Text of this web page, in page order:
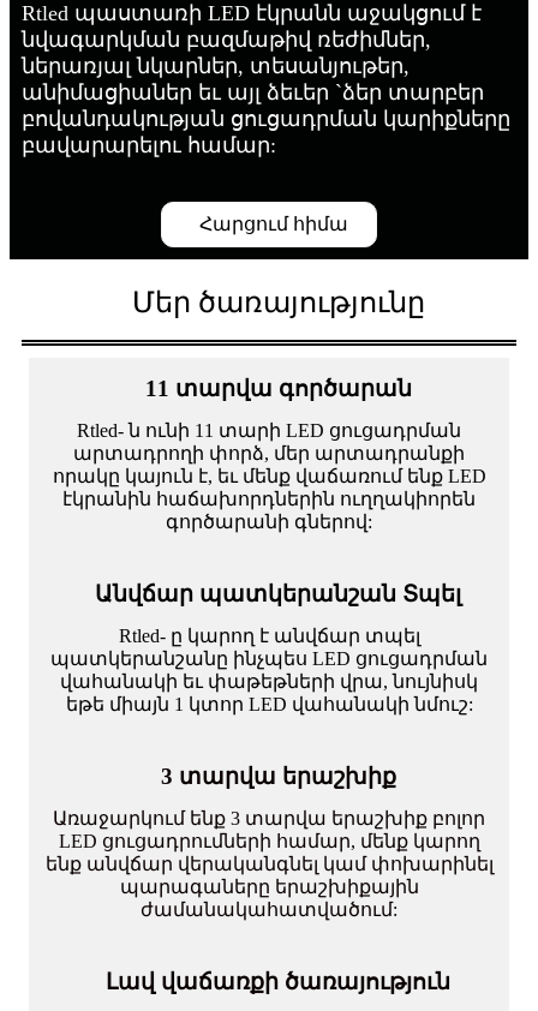
Rtled պաստառի LED էկրանն աջակցում է
նվագարկման բազմաթիվ ռեժիմներ,
ներառյալ նկարներ, տեսանյութեր,
անիմացիաներ եւ այլ ձեւեր `ձեր տարբեր
բովանդակության ցուցադրման կարիքները
բավարարելու համար:
Հարցում հիմա
Մեր ծառայությունը
11 տարվա գործարան
Rtled- ն ունի 11 տարի LED ցուցադրման
արտադրողի փորձ, մեր արտադրանքի
որակը կայուն է, եւ մենք վաճառում ենք LED
էկրանին հաճախորդներին ուղղակիորեն
գործարանի գներով:
Անվճար պատկերանշան Տպել
Rtled- ը կարող է անվճար տպել
պատկերանշանը ինչպես LED ցուցադրման
վահանակի եւ փաթեթների վրա, նույնիսկ
եթե միայն 1 կտոր LED վահանակի նմուշ:
3 տարվա երաշխիք
Առաջարկում ենք 3 տարվա երաշխիք բոլոր
LED ցուցադրումների համար, մենք կարող
ենք անվճար վերականգնել կամ փոխարինել
պարագաները երաշխիքային
ժամանակահատվածում:
Լավ վաճառքի ծառայություն